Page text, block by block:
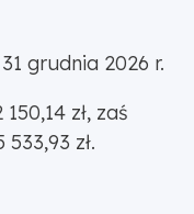
grudnia 2026 r.
zł, zaś
zł.